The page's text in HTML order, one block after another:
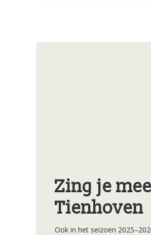
Zing je
Tienhoven
Ook in het seizoen